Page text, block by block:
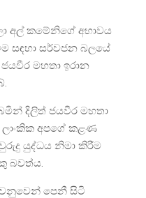
අල් කමේනිගේ අභාවය
සඳහා සර්වජන බලයේ
මහතා ඉරාන
දිලිත් ජයවීර මහතා
අපගේ කළණ
යුද්ධය නිමා කිරීම
බවත්ය.
වෙනුවෙන් පෙනී සිටි